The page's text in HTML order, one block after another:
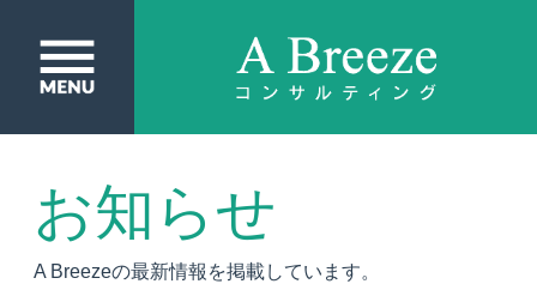
お知らせ
A Breezeの最新情報を掲載しています。